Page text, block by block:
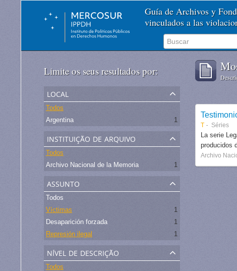
Guía de Archivos y
vinculados a las
Limite os seus resultados por:
local
Todos
Argentina
1
instituição de arquivo
Todos
Archivo Nacional de la Memoria
1
assunto
Todos
Víctimas
1
Desaparición forzada
1
Represión ilegal
1
nível de descrição
Todos
T Séries
La serie
producidos
Archivo